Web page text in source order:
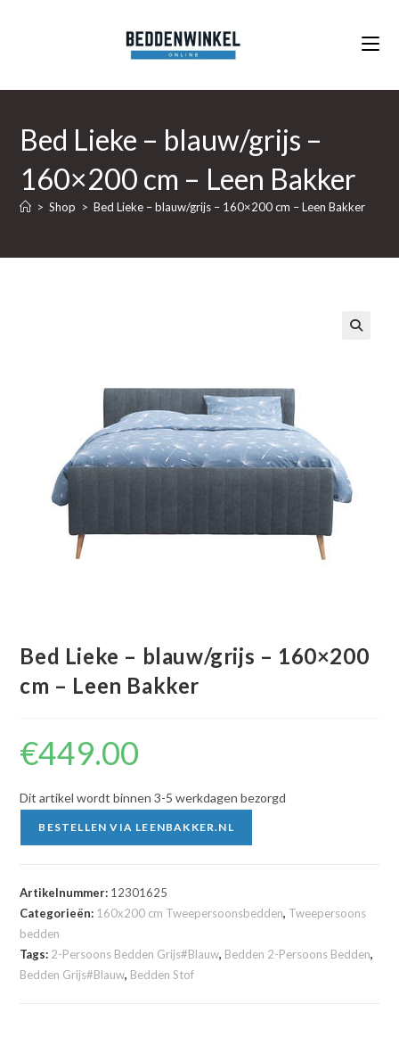
Bed Lieke – blauw/grijs –
160×200 cm – Leen Bakker
> Shop > Bed Lieke – blauw/grijs – 160×200 cm – Leen Bakker
Bed Lieke – blauw/grijs – 160×200
cm – Leen Bakker
€449.00
Dit artikel wordt binnen 3-5 werkdagen bezorgd
BESTELLEN VIA LEENBAKKER.NL
Artikelnummer: 12301625
Categorieën: 160x200 cm Tweepersoonsbedden, Tweepersoons
bedden
Tags: 2-Persoons Bedden Grijs#Blauw, Bedden 2-Persoons Bedden,
Bedden Grijs#Blauw, Bedden Stof